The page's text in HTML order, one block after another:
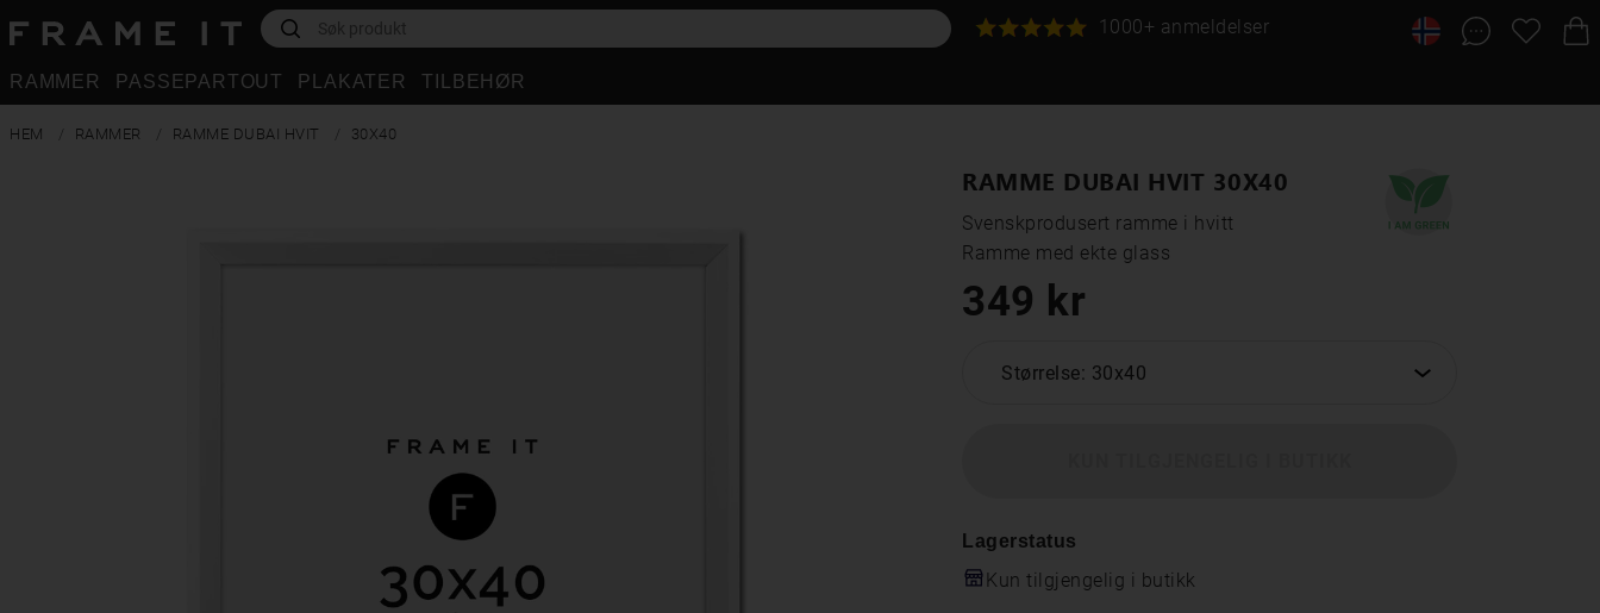
1000+ anmeldelser
RAMMER PASSEPARTOUT PLAKATER TILBEHØR
HEM RAMMER RAMME DUBAI HVIT 30X40
RAMME DUBAI HVIT 30X40
Svenskprodusert ramme i hvitt
Ramme med ekte glass
349 kr
Størrelse: 30x40
Lagerstatus
Kun tilgjengelig i butikk